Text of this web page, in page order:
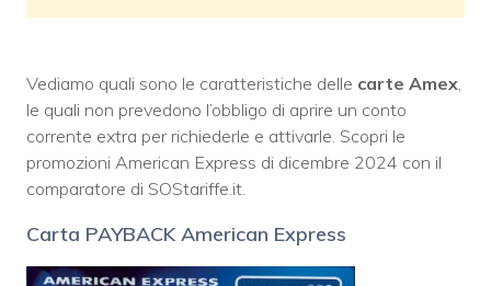
Vediamo quali sono le caratteristiche delle carte Amex
le quali non prevedono l’obbligo di aprire un conto
corrente extra per richiederle e attivarle. Scopri le
promozioni American Express di dicembre 2024 con il
comparatore di SOStariffe.it.
Carta PAYBACK American Express